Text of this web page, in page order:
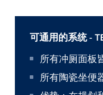
可通用的系统 -
所有冲厕面板
所有陶瓷坐便